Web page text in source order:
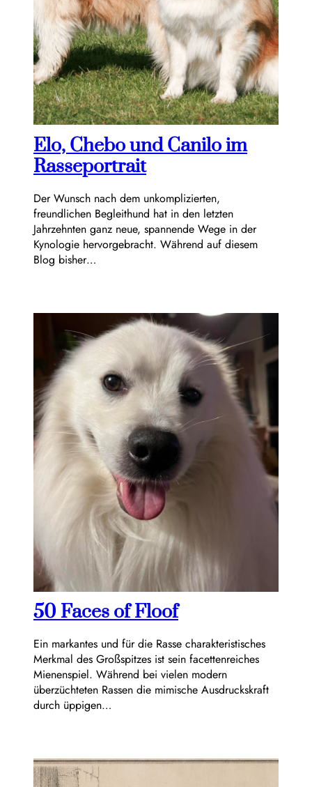
Elo, Chebo und Canilo im
Rasseportrait
Der Wunsch nach dem unkomplizierten,
freundlichen Begleithund hat in den letzten
Jahrzehnten ganz neue, spannende Wege in der
Kynologie hervorgebracht. Während auf diesem
Blog bisher…
50 Faces of Floof
Ein markantes und für die Rasse charakteristisches
Merkmal des Großspitzes ist sein facettenreiches
Mienenspiel. Während bei vielen modern
überzüchteten Rassen die mimische Ausdruckskraft
durch üppigen…